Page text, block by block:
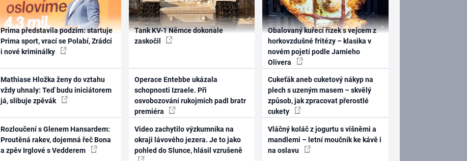
Prima představila podzim: startuje
Prima sport, vrací se Polabí, Zrádci
i nové kriminálky
Mathiase Hložka ženy do vztahu
vždy uhnaly: Teď budu iniciátorem
já, slibuje zpěvák
Rozloučení s Glenem Hansardem:
Proutěná rakev, dojemná řeč Bona
a zpěv Irglové s Vedderem
Tank KV-1 Němce dokonale
zaskočil
Operace Entebbe ukázala
schopnosti Izraele. Při
osvobozování rukojmích padl bratr
premiéra
Video zachytilo výzkumníka na
okraji lávového jezera. Je to jako
pohled do Slunce, hlásil vzrušeně
Obalovaný kuřecí řízek s vejcem z
horkovzdušné fritézy – klasika v
novém pojetí podle Jamieho
Olivera
Cukeťák aneb cuketový nákyp na
plech s uzeným masem – skvělý
způsob, jak zpracovat přerostlé
cukety
Vláčný koláč z jogurtu s višněmi a
mandlemi – letní moučník ke kávě i
na oslavu